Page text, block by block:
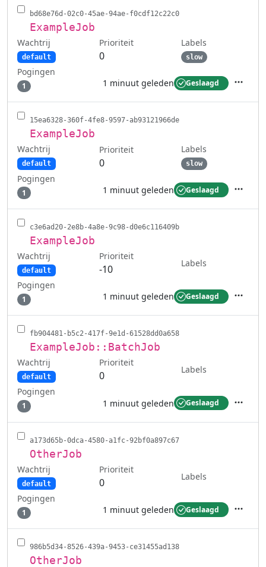
bd68e76d-02c0-45ae-94ae-f0cdf12c22c0
ExampleJob
Wachtrij
default
Prioriteit
0
Labels
slow
Pogingen
1 1 minuut geleden Geslaagd
15ea6328-360f-4fe8-9597-ab93121966de
ExampleJob
Wachtrij
default
Prioriteit
0
Labels
slow
Pogingen
1 1 minuut geleden Geslaagd
c3e6ad20-2e8b-4a8e-9c98-d0e6c116409b
ExampleJob
Wachtrij
default
Prioriteit
-10
Labels
Pogingen
1 1 minuut geleden Geslaagd
fb904481-b5c2-417f-9e1d-61528dd0a658
ExampleJob::BatchJob
Wachtrij
default
Prioriteit
0
Labels
Pogingen
1 1 minuut geleden Geslaagd Acties
a173d65b-0dca-4580-a1fc-92bf0a897c67
OtherJob
Wachtrij
default
Prioriteit
0
Labels
Pogingen
1 1 minuut geleden Geslaagd
986b5d34-8526-439a-9453-ce31455ad138
OtherJob